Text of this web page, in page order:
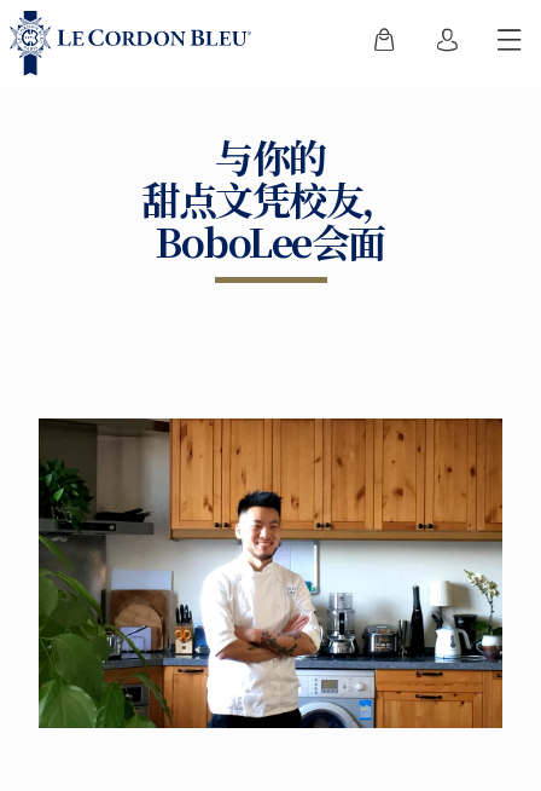
与你的
甜点文凭校友，
BoboLee会面